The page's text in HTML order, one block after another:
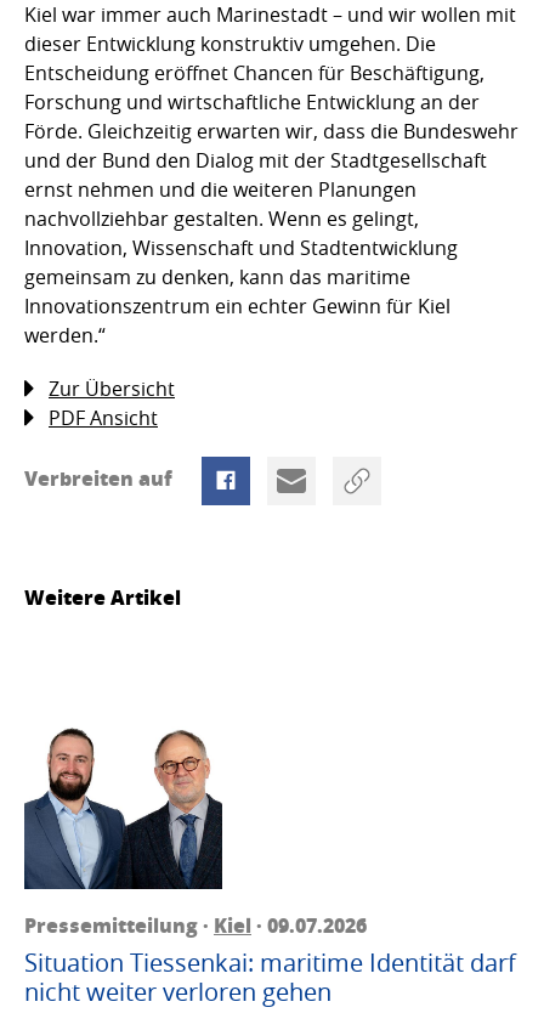
Kiel war immer auch Marinestadt – und wir wollen mit
dieser Entwicklung konstruktiv umgehen. Die
Entscheidung eröffnet Chancen für Beschäftigung,
Forschung und wirtschaftliche Entwicklung an der
Förde. Gleichzeitig erwarten wir, dass die Bundeswehr
und der Bund den Dialog mit der Stadtgesellschaft
ernst nehmen und die weiteren Planungen
nachvollziehbar gestalten. Wenn es gelingt,
Innovation, Wissenschaft und Stadtentwicklung
gemeinsam zu denken, kann das maritime
Innovationszentrum ein echter Gewinn für Kiel
werden.“
Zur Übersicht
PDF Ansicht
Verbreiten auf
Weitere Artikel
Pressemitteilung · Kiel · 09.07.2026
Situation Tiessenkai: maritime Identität darf
nicht weiter verloren gehen